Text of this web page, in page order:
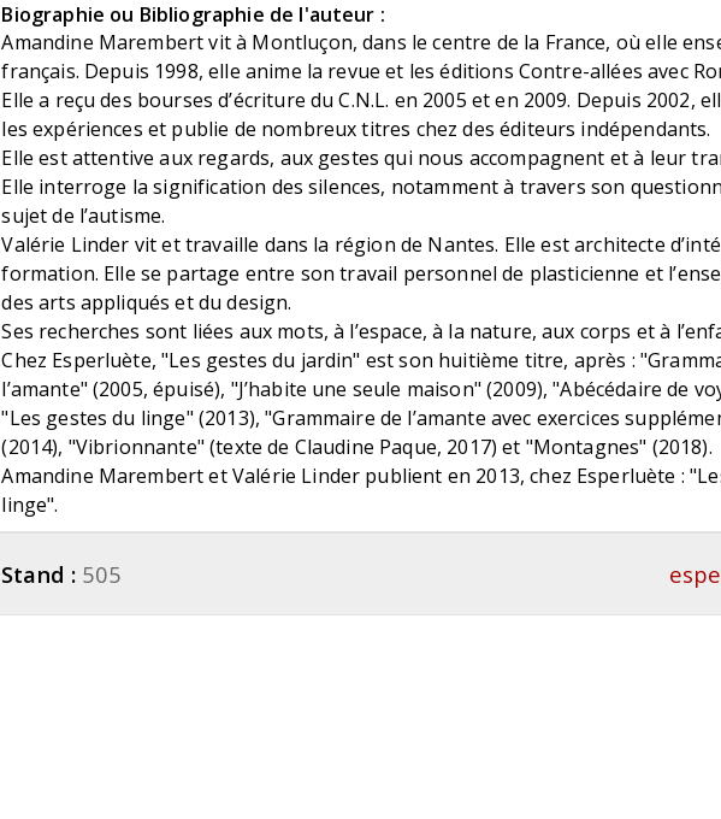
Biographie ou Bibliographie de l'auteur :
Amandine Marembert vit à Montluçon, dans le centre de la France, où elle
français. Depuis 1998, elle anime la revue et les éditions Contre-allées avec
Elle a reçu des bourses d’écriture du C.N.L. en 2005 et en 2009. Depuis 2002,
les expériences et publie de nombreux titres chez des éditeurs indépendants.
Elle est attentive aux regards, aux gestes qui nous accompagnent et à leur
Elle interroge la signification des silences, notamment à travers son
sujet de l’autisme.
Valérie Linder vit et travaille dans la région de Nantes. Elle est architecte
formation. Elle se partage entre son travail personnel de plasticienne et
des arts appliqués et du design.
Ses recherches sont liées aux mots, à l’espace, à la nature, aux corps et à
Chez Esperluète, "Les gestes du jardin" est son huitième titre, après :
l’amante" (2005, épuisé), "J’habite une seule maison" (2009), "Abécédaire de
"Les gestes du linge" (2013), "Grammaire de l’amante avec exercices
(2014), "Vibrionnante" (texte de Claudine Paque, 2017) et "Montagnes" (2018).
Amandine Marembert et Valérie Linder publient en 2013, chez Esperluète :
linge".
Stand : 505